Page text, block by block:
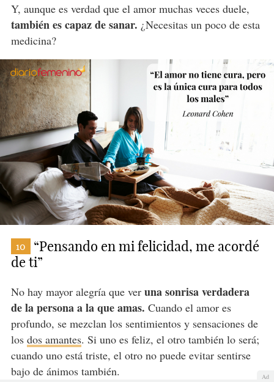
Y, aunque es verdad que el amor muchas veces duele,
también es capaz de sanar. ¿Necesitas un poco de esta
medicina?
10
“Pensando en mi felicidad, me acordé
de ti”
No hay mayor alegría que ver una sonrisa verdadera
de la persona a la que amas. Cuando el amor es
profundo, se mezclan los sentimientos y sensaciones de
los dos amantes. Si uno es feliz, el otro también lo será;
cuando uno está triste, el otro no puede evitar sentirse
bajo de ánimos también.
Ad